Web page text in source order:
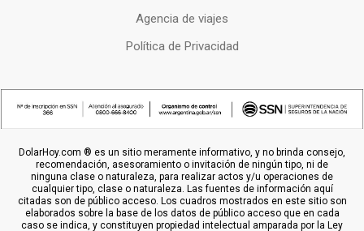
Agencia de viajes
Política de Privacidad
DolarHoy.com ® es un sitio meramente informativo, y no brinda consejo,
recomendación, asesoramiento o invitación de ningún tipo, ni de
ninguna clase o naturaleza, para realizar actos y/u operaciones de
cualquier tipo, clase o naturaleza. Las fuentes de información aquí
citadas son de público acceso. Los cuadros mostrados en este sitio son
elaborados sobre la base de los datos de público acceso que en cada
caso se indica, y constituyen propiedad intelectual amparada por la Ley